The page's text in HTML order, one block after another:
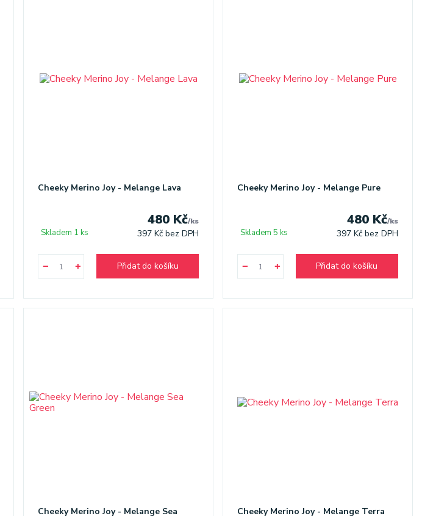
Cheeky Merino Joy - Melange Lava
480 Kč/ks
397 Kčbez DPH
Skladem 1 ks
Přidat do košíku
Cheeky Merino Joy - Melange Pure
480 Kč/ks
397 Kč bez DPH
Skladem 5 ks
Přidat do košíku
Cheeky Merino Joy - Melange Sea Cheeky Merino Joy - Melange Terra